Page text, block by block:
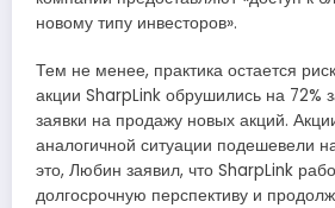
новому типу инвесторов».
Тем не менее, практика остается
акции SharpLink обрушились на 72%
заявки на продажу новых акций.
аналогичной ситуации подешевели
это, Любин заявил, что SharpLink
долгосрочную перспективу и